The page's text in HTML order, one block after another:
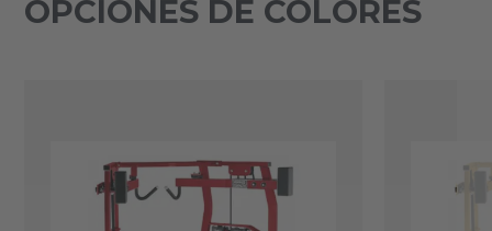
OPCIONES DE COLORES